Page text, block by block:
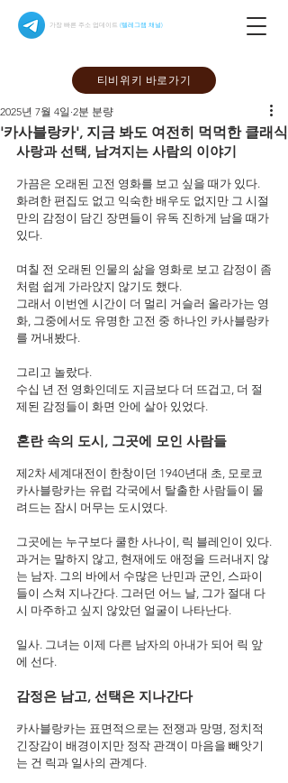
가장 빠른 주소 업데이트 (텔레그램 채널)
티비위키 바로가기
'카사블랑카', 지금 봐도 여전히 먹먹한 클래식
2025년 7월 4일 2분 분량
사랑과 선택, 남겨지는 사람의 이야기
가끔은 오래된 고전 영화를 보고 싶을 때가 있다.
화려한 편집도 없고 익숙한 배우도 없지만 그 시절
만의 감정이 담긴 장면들이 유독 진하게 남을 때가
있다.
며칠 전 오래된 인물의 삶을 영화로 보고 감정이 좀
처럼 쉽게 가라앉지 않기도 했다.
그래서 이번엔 시간이 더 멀리 거슬러 올라가는 영
화, 그중에서도 유명한 고전 중 하나인 카사블랑카
를 꺼내봤다.
그리고 놀랐다.
수십 년 전 영화인데도 지금보다 더 뜨겁고, 더 절
제된 감정들이 화면 안에 살아 있었다.
혼란 속의 도시, 그곳에 모인 사람들
제2차 세계대전이 한창이던 1940년대 초, 모로코
카사블랑카는 유럽 각국에서 탈출한 사람들이 몰
려드는 잠시 머무는 도시였다.
그곳에는 누구보다 쿨한 사나이, 릭 블레인이 있다.
과거는 말하지 않고, 현재에도 애정을 드러내지 않
는 남자. 그의 바에서 수많은 난민과 군인, 스파이
들이 스쳐 지나간다. 그러던 어느 날, 그가 절대 다
시 마주하고 싶지 않았던 얼굴이 나타난다.
일사. 그녀는 이제 다른 남자의 아내가 되어 릭 앞
에 선다.
감정은 남고, 선택은 지나간다
카사블랑카는 표면적으로는 전쟁과 망명, 정치적
긴장감이 배경이지만 정작 관객이 마음을 빼앗기
는 건 릭과 일사의 관계다.